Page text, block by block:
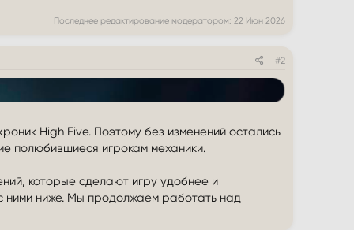
Последнее редактирование модератором: 22 Июн 2026
#2
High Five. Поэтому без изменений остались
полюбившиеся игрокам механики.
которые сделают игру удобнее и
ними ниже. Мы продолжаем работать над